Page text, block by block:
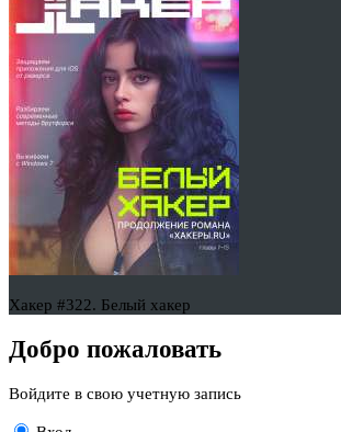
Хакер #322. Белый хакер
Добро пожаловать
Войдите в свою учетную запись